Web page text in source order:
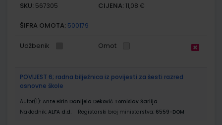
SKU: 567305 CIJENA: 11,08 €
ŠIFRA OMOTA: 500179
Udžbenik Omot
POVIJEST 6; radna bilježnica iz povijesti za šesti razred
osnovne škole
Autor(i): Ante Birin Danijela Deković Tomislav Šarlija
Nakladnik: ALFA d.d. Registarski broj ministarstva: 6559-DOM